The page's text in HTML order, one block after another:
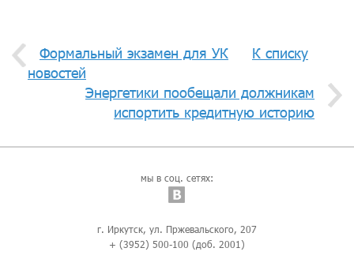
Формальный экзамен для УК
К списку
новостей
Энергетики пообещали должникам
испортить кредитную историю
мы в соц. сетях:
г. Иркутск, ул. Пржевальского, 207
+ (3952) 500-100 (доб. 2001)